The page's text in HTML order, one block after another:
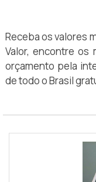
Receba os valores
Valor, encontre os
orçamento pela
de todo o Brasil